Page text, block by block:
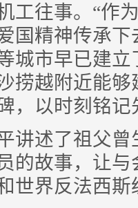
工往事。“作
国精神传承
城市早已建
捞越附近能
，以时刻铭
述了祖父曾
的故事，让
世界反法西